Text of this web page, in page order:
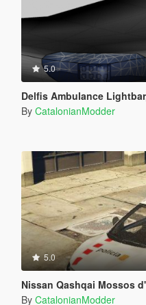
5.0
Delfis Ambulance
By CatalonianModder
5.0
Nissan Qashqai Mossos
By CatalonianModder